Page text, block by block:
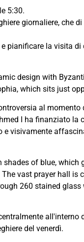
5:30.
giornaliere, che
pianificare la visita di
design with
which sits just
al momento
I ha finanziato la
e visivamente
of blue, which
vast prayer hall is
260 stained
all'interno
del venerdì.